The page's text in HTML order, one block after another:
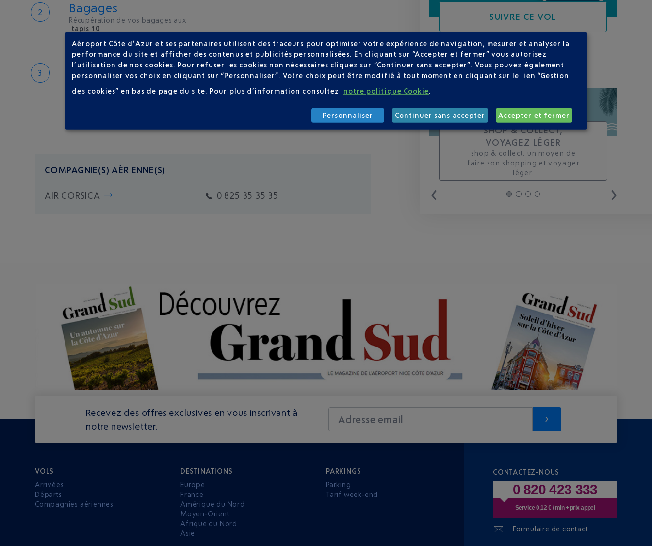
Bagages
Récupération de vos bagages aux
tapis 10
Bienvenue sur la Côte d'Azur
Hôtels de proximité 30 °C
COMPAGNIE(S) AÉRIENNE(S)
AIR CORSICA 0 825 35 35 35
SUIVRE CE VOL
SUR VOTRE PARCOURS
SHOP & COLLECT,
VOYAGEZ LÉGER
shop & collect. un moyen de
faire son shopping et voyager
léger.
Recevez des offres exclusives en vous inscrivant à
notre newsletter.
Adresse email
VOLS
Arrivées
Départs
Compagnies aériennes
DESTINATIONS
Europe
France
Amérique du Nord
Moyen-Orient
Afrique du Nord
Asie
PARKINGS
Parking
Tarif week-end
CONTACTEZ-NOUS
0 820 423 333
Service 0,12 € / min + prix appel
Formulaire de contact
Aéroport Côte d’Azur et ses partenaires utilisent des traceurs pour optimiser votre expérience de navigation, mesurer et analyser la
performance du site et afficher des contenus et publicités personnalisées. En cliquant sur “Accepter et fermer” vous autorisez
l’utilisation de nos cookies. Pour refuser les cookies non nécessaires cliquez sur “Continuer sans accepter”. Vous pouvez également
personnaliser vos choix en cliquant sur “Personnaliser”. Votre choix peut être modifié à tout moment en cliquant sur le lien “Gestion
des cookies” en bas de page du site. Pour plus d’information consultez notre politique Cookie
Personnaliser Continuer sans accepter Accepter et fermer